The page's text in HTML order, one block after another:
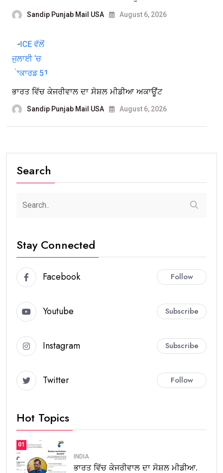
Sandip Punjab Mail USA August 6, 2026
ਭਾਰਤ ਵਿੱਚ ਕੇਜਰੀਵਾਲ ਦਾ ਸੋਸ਼ਲ ਮੀਡੀਆ ਅਕਾਊਂਟ
Sandip Punjab Mail USA August 6, 2026
Search
Stay Connected
Facebook Follow
Youtube Subscribe
Instagram Subscribe
Twitter Follow
Hot Topics
01
INDIA
ਭਾਰਤ ਵਿੱਚ ਕੇਜਰੀਵਾਲ ਦਾ ਸੋਸ਼ਲ ਮੀਡੀਆ.